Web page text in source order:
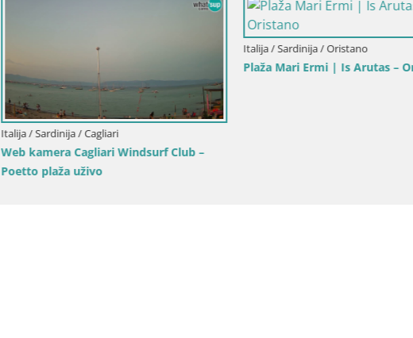
Italija / Sardinija / Cagliari
Web kamera Cagliari Windsurf Club –
Poetto plaža uživo
Italija / Sardinija / Oristano
Plaža Mari Ermi | Is Arutas –